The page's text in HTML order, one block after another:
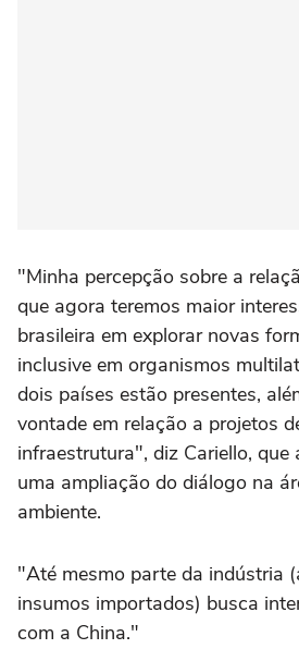
"Minha percepção sobre a
que agora teremos maior
brasileira em explorar novas
inclusive em organismos
dois países estão presentes,
vontade em relação a projetos
infraestrutura", diz Cariello, que
uma ampliação do diálogo na
ambiente.
"Até mesmo parte da indústria
insumos importados) busca
com a China."